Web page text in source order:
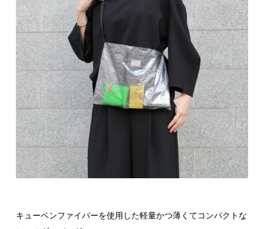
キューベンファイバーを使用した軽量かつ薄くてコンパクトな